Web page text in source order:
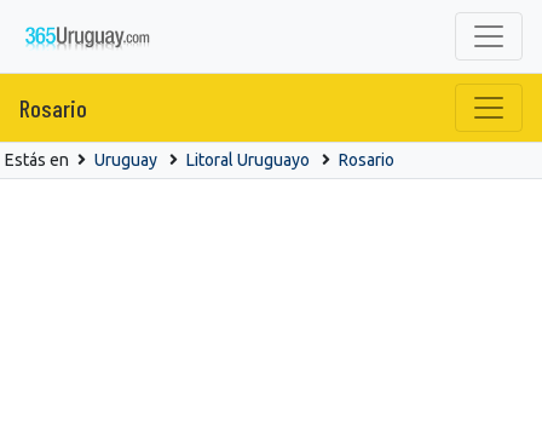
Rosario
Estás en Uruguay Litoral Uruguayo Rosario